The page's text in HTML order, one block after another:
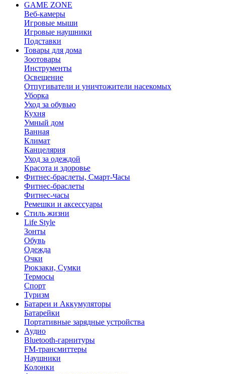
GAME ZONE
Веб-камеры
Игровые мыши
Игровые наушники
Подставки
Товары для дома
Зоотовары
Инструменты
Освещение
Отпугиватели и уничтожители насекомых
Уборка
Уход за обувью
Кухня
Умный дом
Ванная
Климат
Канцелярия
Уход за одеждой
Красота и здоровье
Фитнес-браслеты, Смарт-Часы
Фитнес-браслеты
Фитнес-часы
Ремешки и аксессуары
Стиль жизни
Life Style
Зонты
Обувь
Одежда
Очки
Рюкзаки, Сумки
Термосы
Спорт
Туризм
Батареи и Аккумуляторы
Батарейки
Портативные зарядные устройства
Аудио
Bluetooth-гарнитуры
FM-трансмиттеры
Наушники
Колонки